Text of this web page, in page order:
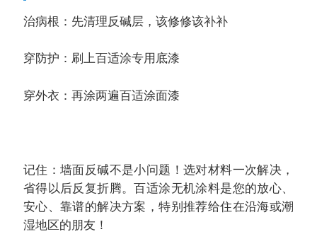
治病根：先清理反碱层，该修修该补补
穿防护：刷上百适涂专用底漆
穿外衣：再涂两遍百适涂面漆
记住：墙面反碱不是小问题！选对材料一次解决，
省得以后反复折腾。百适涂无机涂料是您的放心、
安心、靠谱的解决方案，特别推荐给住在沿海或潮
湿地区的朋友！